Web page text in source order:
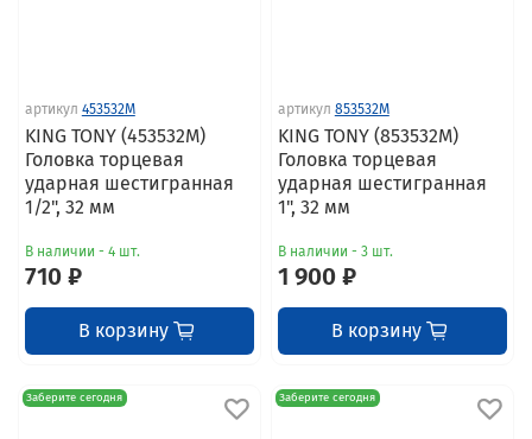
артикул 453532M
KING TONY (453532M)
Головка торцевая
ударная шестигранная
1/2", 32 мм
В наличии - 4 шт.
710 ₽
В корзину
артикул 853532M
KING TONY (853532M)
Головка торцевая
ударная шестигранная
1", 32 мм
В наличии - 3 шт.
1 900 ₽
В корзину
Заберите сегодня Заберите сегодня